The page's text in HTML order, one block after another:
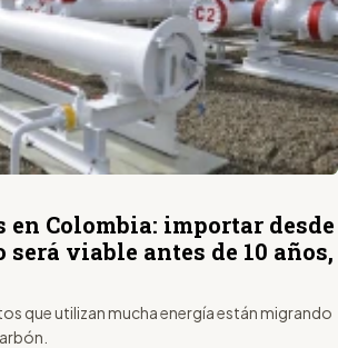
en Colombia: importar desde
será viable antes de 10 años,
que utilizan mucha energía están migrando